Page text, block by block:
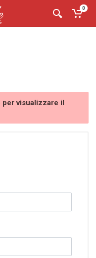
0
visualizzare il